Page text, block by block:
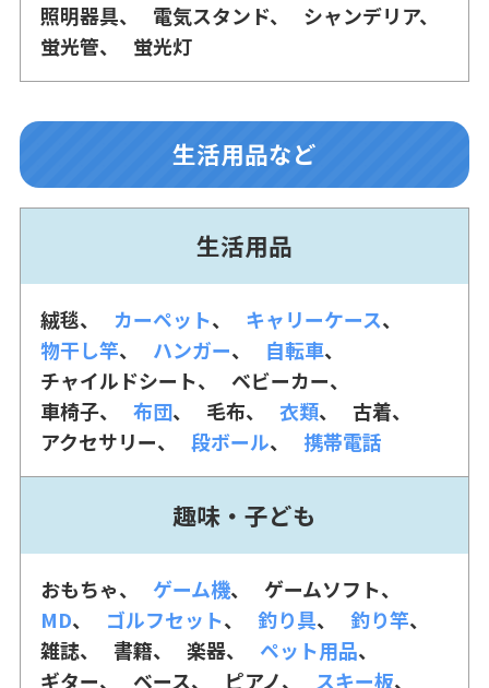
照明器具 電気スタンド
シャンデリア
蛍光管
蛍光灯
生活用品など
生活用品
絨毯 カーペット
キャリーケース
物干し竿
ハンガー
自転車
チャイルドシート
ベビーカー
車椅子
布団 毛布 衣類
古着
アクセサリー
段ボール 携帯電話
趣味・子ども
おもちゃ ゲーム機
ゲームソフト
MD
ゴルフセット 釣り具
釣り竿
雑誌
書籍 楽器
ペット用品
ギター
ベース ピアノ スキー板